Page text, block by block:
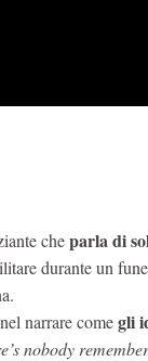
cheparla di
durante un
narrare comegli
nobody